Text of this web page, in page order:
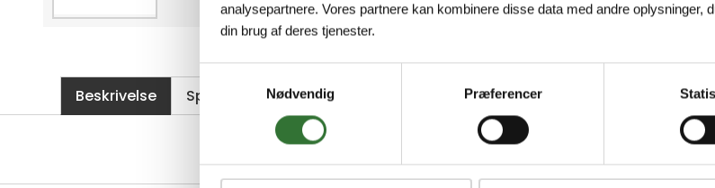
analysepartnere. Vores partnere kan kombinere disse data med andre oplysninger,
din brug af deres tjenester.
Nødvendig
Præferencer
Beskrivelse Spesifikasjoner Filer